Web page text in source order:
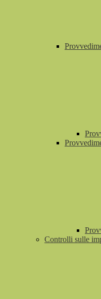
Controlli sulle